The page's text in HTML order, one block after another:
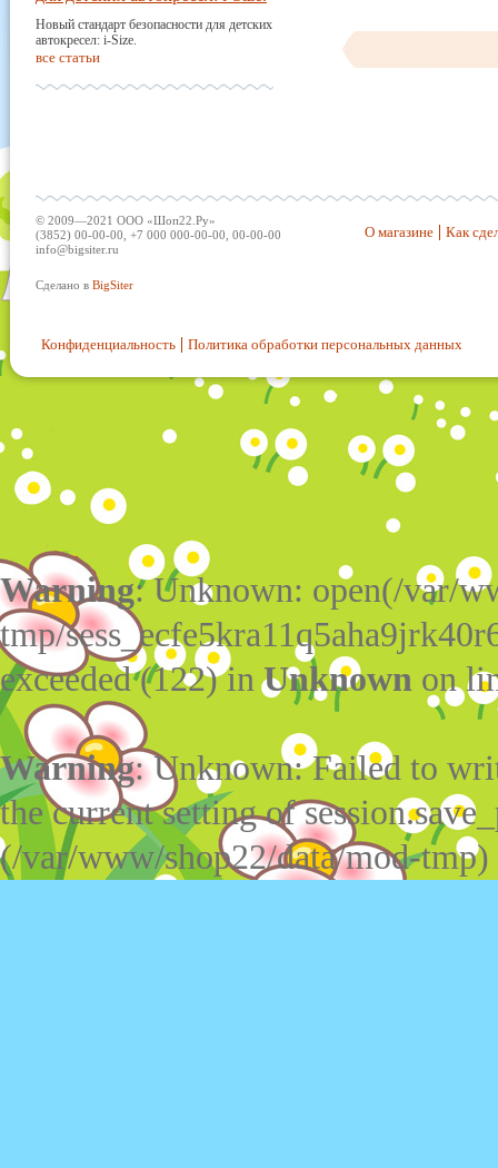
Новый стандарт безопасности для детских
автокресел: i-Size.
все статьи
© 2009—2021 ООО «Шоп22.Ру»
(3852) 00-00-00, +7 000 000-00-00, 00-00-00
info@bigsiter.ru
Сделано в BigSiter
О магазине Как
Конфиденциальность Политика обработки персональных данных
Warning: Unknown: open(/var/
tmp/
exceeded (122) inUnknown on
Warning: Unknown: Failed to
the current setting of
(/var/www/shop22/data/mod-